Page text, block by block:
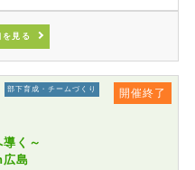
見る
開催終了
部下育成・チームづくり
く～
島